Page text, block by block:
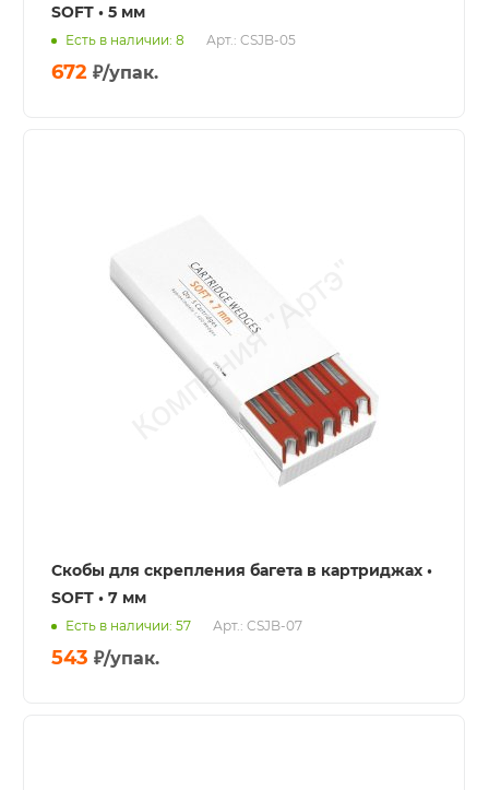
SOFT • 5 мм
Есть в наличии: 8 Арт.: CSJB-05
672 ₽/упак.
Скобы для скрепления багета в картриджах •
SOFT • 7 мм
Есть в наличии: 57 Арт.: CSJB-07
543 ₽/упак.